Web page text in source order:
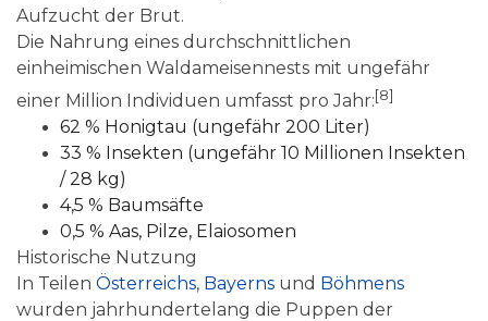
Aufzucht der Brut.
Die Nahrung eines durchschnittlichen
einheimischen Waldameisennests mit ungefähr
einer Million Individuen umfasst pro Jahr:[8]
62 % Honigtau (ungefähr 200 Liter)
33 % Insekten (ungefähr 10 Millionen Insekten
/ 28 kg)
4,5 % Baumsäfte
0,5 % Aas, Pilze, Elaiosomen
Historische Nutzung
In Teilen Österreichs, Bayerns und Böhmens
wurden jahrhundertelang die Puppen der